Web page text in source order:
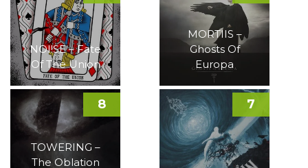
NOI!SE – Fate
Of The Union
MORTIIS –
Ghosts Of
Europa
TOWERING –
The Oblation
8 7